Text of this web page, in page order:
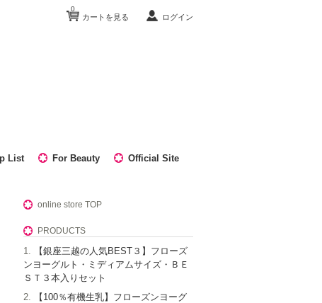
カートを見る
0
ログイン
List For Beauty Official Site
online store TOP
PRODUCTS
【銀座三越の人気BEST３】フローズ
ンヨーグルト・ミディアムサイズ・ＢＥ
ＳＴ３本入りセット
【100％有機生乳】フローズンヨーグ